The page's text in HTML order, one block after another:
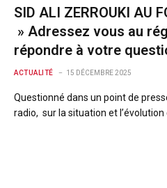
SID ALI ZERROUKI AU
» Adressez vous au
répondre à votre
ACTUALITÉ 15 DÉCEMBRE 2025
Questionné dans un point de
radio, sur la situation et